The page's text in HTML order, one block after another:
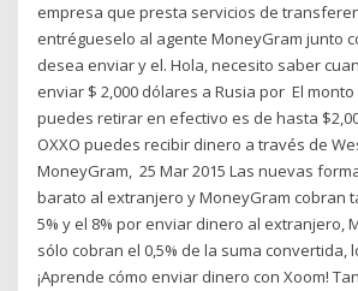
empresa que presta servicios de
entrégueselo al agente MoneyGram junto
desea enviar y el. Hola, necesito saber
enviar $ 2,000 dólares a Rusia por El
puedes retirar en efectivo es de hasta
OXXO puedes recibir dinero a través de
MoneyGram, 25 Mar 2015 Las nuevas
barato al extranjero y MoneyGram cobran
5% y el 8% por enviar dinero al extranjero,
sólo cobran el 0,5% de la suma convertida,
¡Aprende cómo enviar dinero con Xoom!